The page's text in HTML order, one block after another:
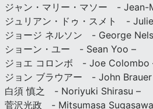
ジャン・マリー・マソー - Jean-
ジュリアン・ドゥ・スメト -
ジョージ ネルソン - George
ショーン・ユー - Sean Yoo –
ジョエ コロンボ - Joe Colombo
ジョン ブラウアー - John
白須 慎之 - Noriyuki Shirasu –
菅沢光政 - Mitsumasa